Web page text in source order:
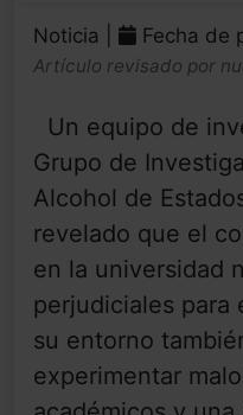
Noticia | Fecha de
Artículo revisado por
Un equipo de
Grupo de
Alcohol de
revelado que el
en la universidad
perjudiciales para
su entorno
experimentar